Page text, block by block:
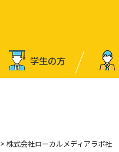
学⽣の⽅
> 株式会社ローカルメディアラボ社